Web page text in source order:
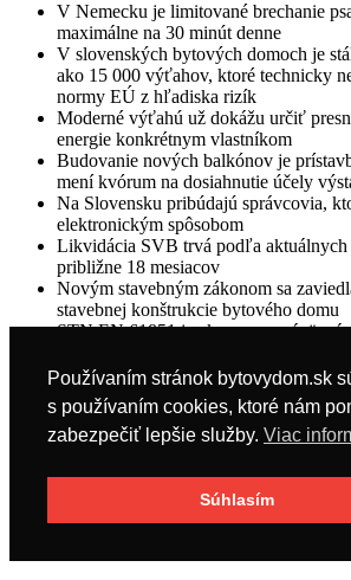
V Nemecku je limitované brechanie
maximálne na 30 minút denne
V slovenských bytových domoch je
ako 15 000 výťahov, ktoré technicky
normy EÚ z hľadiska rizík
Moderné výťahú už dokážu určiť
energie konkrétnym vlastníkom
Budovanie nových balkónov je
mení kvórum na dosiahnutie účely
Na Slovensku pribúdajú správcovia,
elektronickým spôsobom
Likvidácia SVB trvá podľa aktuálnych
približne 18 mesiacov
Novým stavebným zákonom sa
stavebnej konštrukcie bytového domu
STN EN 61851 je ako norma záväzná
Len približne 15 % správcov a
% bytového fondu na Slovensku
Na Slovensku je k aprílu 2026
komunít
Používaním stránok bytovydom.sk
s používaním cookies, ktoré nám
zabezpečiť lepšie služby. Viac
Súhlasím